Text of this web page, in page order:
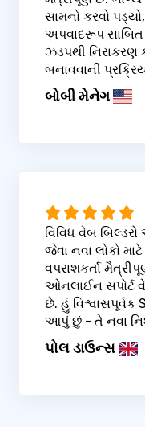
સામનો કરવો
અપવાદરૂપ
ઝડપથી નિરાકરણ
બનાવવાની
બોબી મેનેગ
વિવિધ વેબ
જેવા નવા લોકો
વપરાશકર્તા
ઓનલાઈન સપોર્ટ
છે. હું વિશ્વાસપૂર્વક
આપું છું - તે નવા
પોલ ડાઉન્સ